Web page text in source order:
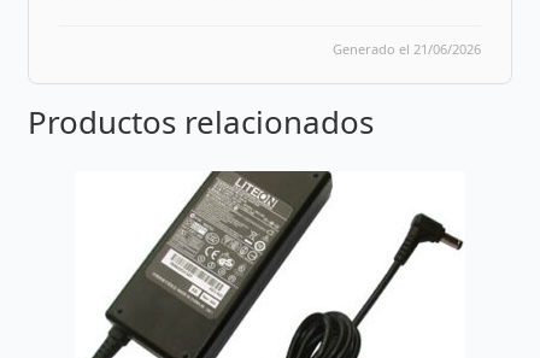
Generado el 21/06/2026
Productos relacionados